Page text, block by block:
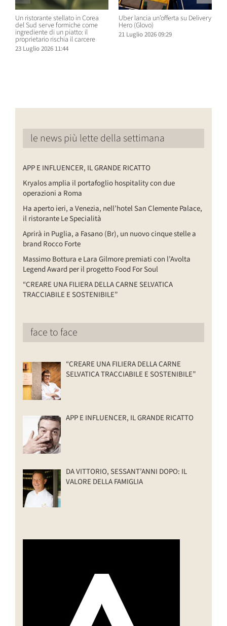
Un ristorante stellato in Corea
del Sud serve formiche come
ingrediente di un piatto: il
proprietario rischia il carcere
23 Luglio 2026 11:44
Uber lancia un’offerta su Delivery
Hero (Glovo)
21 Luglio 2026 09:29
le news più lette della settimana
APP E INFLUENCER, IL GRANDE RICATTO
Kryalos amplia il portafoglio hospitality con due
operazioni a Roma
Ha aperto ieri, a Venezia, nell’hotel San Clemente Palace,
il ristorante Le Specialità
Aprirà in Puglia, a Fasano (Br), un nuovo cinque stelle a
brand Rocco Forte
Massimo Bottura e Lara Gilmore premiati con l’Avolta
Legend Award per il progetto Food For Soul
“CREARE UNA FILIERA DELLA CARNE SELVATICA
TRACCIABILE E SOSTENIBILE”
face to face
“CREARE UNA FILIERA DELLA CARNE
SELVATICA TRACCIABILE E SOSTENIBILE”
APP E INFLUENCER, IL GRANDE RICATTO
DA VITTORIO, SESSANT’ANNI DOPO: IL
VALORE DELLA FAMIGLIA